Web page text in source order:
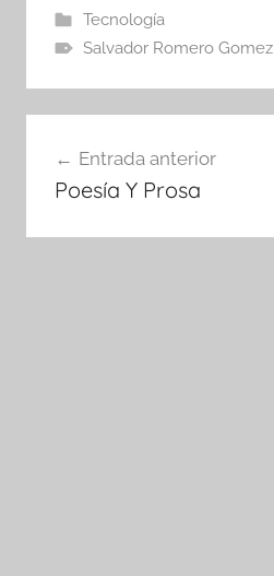
Tecnología
Salvador Romero Gomez
de
Entrada anterior
Poesía Y Prosa